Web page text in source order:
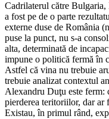
Cadrilaterul către
a fost pe de o parte
externe duse de România
puse la punct, nu s-a
alta, determinată de
impune o politică fermă în
Astfel că vina nu trebuie
trebuie analizat contextul
Alexandru Duţu este ferm:
pierderea teritoriilor, dar ar
Existau, în primul rând,